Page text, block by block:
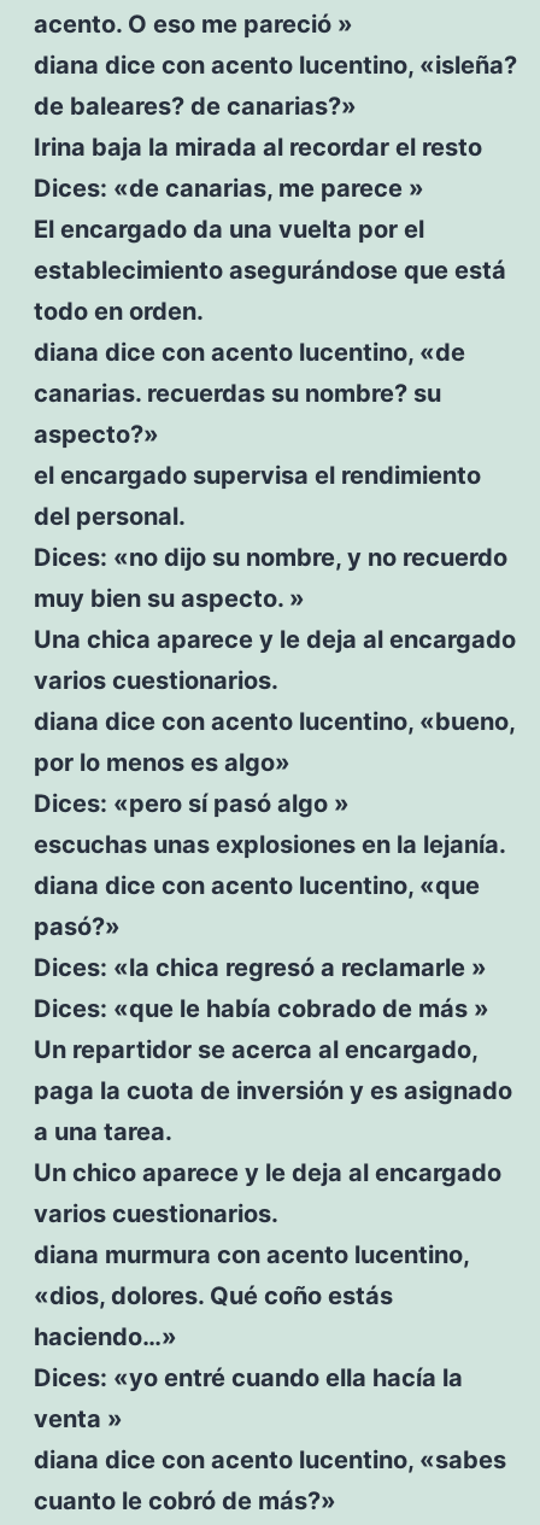
acento. O eso me pareció »
diana dice con acento lucentino, «isleña?
de baleares? de canarias?»
Irina baja la mirada al recordar el resto
Dices: «de canarias, me parece »
El encargado da una vuelta por el
establecimiento asegurándose que está
todo en orden.
diana dice con acento lucentino, «de
canarias. recuerdas su nombre? su
aspecto?»
el encargado supervisa el rendimiento
del personal.
Dices: «no dijo su nombre, y no recuerdo
muy bien su aspecto. »
Una chica aparece y le deja al encargado
varios cuestionarios.
diana dice con acento lucentino, «bueno,
por lo menos es algo»
Dices: «pero sí pasó algo »
escuchas unas explosiones en la lejanía.
diana dice con acento lucentino, «que
pasó?»
Dices: «la chica regresó a reclamarle »
Dices: «que le había cobrado de más »
Un repartidor se acerca al encargado,
paga la cuota de inversión y es asignado
a una tarea.
Un chico aparece y le deja al encargado
varios cuestionarios.
diana murmura con acento lucentino,
«dios, dolores. Qué coño estás
haciendo…»
Dices: «yo entré cuando ella hacía la
venta »
diana dice con acento lucentino, «sabes
cuanto le cobró de más?»